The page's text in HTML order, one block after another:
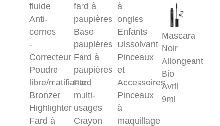
fluide
Anti-
cernes
-
Correcteur
Poudre
libre/matifiante
Bronzer
Highlighter
Fard à
fard à
paupières
Base
paupières
Fard à
paupières
Fard
multi-
usages
Crayon
à
ongles
Enfants
Dissolvant
Pinceaux
et
Accessoires
Pinceaux
à
maquillage
Mascara
Noir
Allongeant
Bio
Avril
9ml